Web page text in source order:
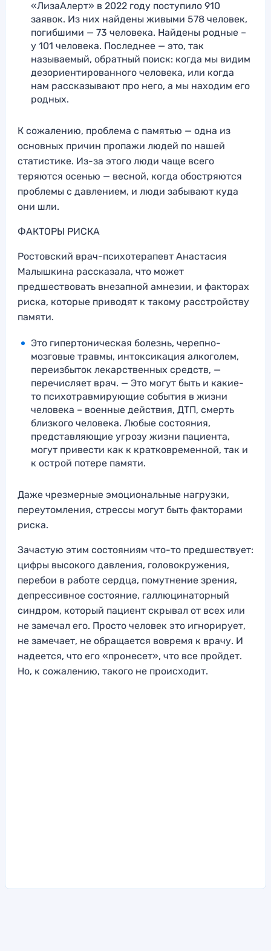
«ЛизаАлерт» в 2022 году поступило 910
заявок. Из них найдены живыми 578 человек,
погибшими — 73 человека. Найдены родные –
у 101 человека. Последнее — это, так
называемый, обратный поиск: когда мы видим
дезориентированного человека, или когда
нам рассказывают про него, а мы находим его
родных.
К сожалению, проблема с памятью — одна из
основных причин пропажи людей по нашей
статистике. Из-за этого люди чаще всего
теряются осенью — весной, когда обостряются
проблемы с давлением, и люди забывают куда
они шли.
ФАКТОРЫ РИСКА
Ростовский врач-психотерапевт Анастасия
Малышкина рассказала, что может
предшествовать внезапной амнезии, и факторах
риска, которые приводят к такому расстройству
памяти.
Это гипертоническая болезнь, черепно-
мозговые травмы, интоксикация алкоголем,
переизбыток лекарственных средств, —
перечисляет врач. — Это могут быть и какие-
то психотравмирующие события в жизни
человека – военные действия, ДТП, смерть
близкого человека. Любые состояния,
представляющие угрозу жизни пациента,
могут привести как к кратковременной, так и
к острой потере памяти.
Даже чрезмерные эмоциональные нагрузки,
переутомления, стрессы могут быть факторами
риска.
Зачастую этим состояниям что-то предшествует:
цифры высокого давления, головокружения,
перебои в работе сердца, помутнение зрения,
депрессивное состояние, галлюцинаторный
синдром, который пациент скрывал от всех или
не замечал его. Просто человек это игнорирует,
не замечает, не обращается вовремя к врачу. И
надеется, что его «пронесет», что все пройдет.
Но, к сожалению, такого не происходит.